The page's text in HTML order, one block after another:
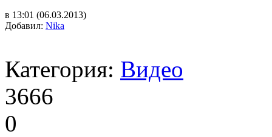
в 13:01 (06.03.2013)
Добавил: Nika
Категория: Видео
3666
0